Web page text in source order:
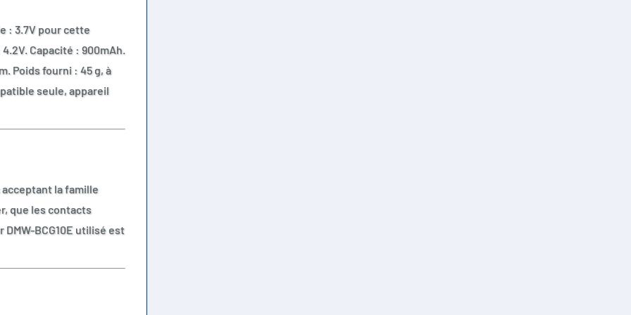
: 3.7V pour cette
Capacité : 900mAh.
Poids fourni : 45 g, à
seule, appareil
la famille
que les contacts
BCG10E utilisé est